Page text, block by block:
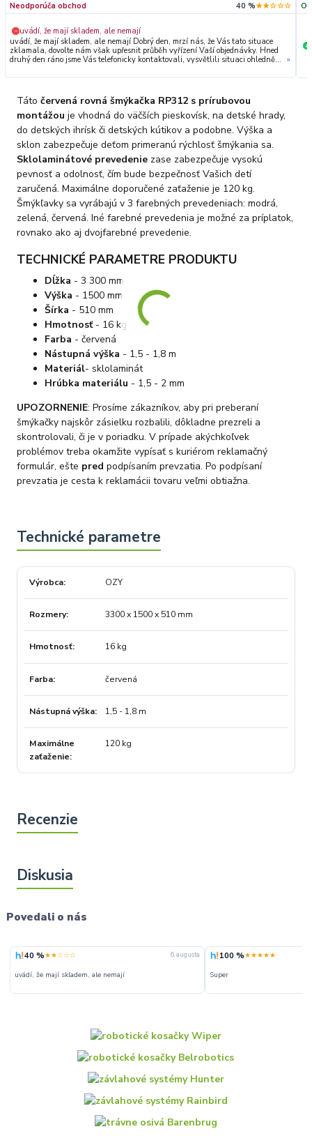
Neodporúča obchod
40 %★★☆☆☆
− uvádí, že mají skladem, ale nemají
uvádí, že mají skladem, ale nemají Dobrý den, mrzí nás, že Vás tato situace
zklamala, dovolte nám však upřesnit průběh vyřízení Vaší objednávky. Hned
druhý den ráno jsme Vás telefonicky kontaktovali, vysvětlili situaci ohledně
dodavatele. Jelikož zboží nebylo k dispozici ani u něj, museli jsme objednávku
Zakládáme si na férovém a rychlém jednání. O to více nás mrzí, že i přes naši
okamžitou reakci, osobní telefonát a maximální snahu náš obchod
nedoporučujete. Věříme, že nám v budoucnu dáte příležitost přesvědčit Vás o
»
+
Táto červená rovná šmýkačka RP312 s prírubovou
montážou je vhodná do väčších pieskovísk, na detské hrady,
do detských ihrísk či detských kútikov a podobne. Výška a
sklon zabezpečuje deťom primeranú rýchlosť šmýkania sa.
Sklolaminátové prevedeniezase zabezpečuje vysokú
pevnosť a odolnosť, čím bude bezpečnosť Vašich detí
zaručená. Maximálne doporučené zaťaženie je 120 kg.
Šmýkľavky sa vyrábajú v 3 farebných prevedeniach: modrá,
zelená, červená. Iné farebné prevedenia je možné za príplatok,
rovnako ako aj dvojfarebné prevedenie.
TECHNICKÉ PARAMETRE PRODUKTU
Dĺžka - 3 300 mm
Výška - 1500 mm
Šírka - 510 mm
Hmotnosť - 16 kg
Farba - červená
Nástupná výška - 1,5 - 1,8 m
Materiál- sklolaminát
Hrúbka materiálu - 1,5 - 2 mm
UPOZORNENIE: Prosíme zákazníkov, aby pri preberaní
šmýkačky najskôr zásielku rozbalili, dôkladne prezreli a
skontrolovali, či je v poriadku. V prípade akýchkoľvek
problémov treba okamžite vypísať s kuriérom reklamačný
formulár, ešte pred podpísaním prevzatia. Po podpísaní
prevzatia je cesta k reklamácii tovaru veľmi obtiažna.
Výrobca OZY
Rozmery 3300 x 1500 x 510 mm
Hmotnosť 16 kg
Farba červená
Nástupná výška 1,5 - 1,8 m
Maximálne
zaťaženie
120 kg
Povedali o nás
40 %★★☆☆☆ 6. augusta
uvádí, že mají skladem, ale nemají
100 %★★★★★
Super